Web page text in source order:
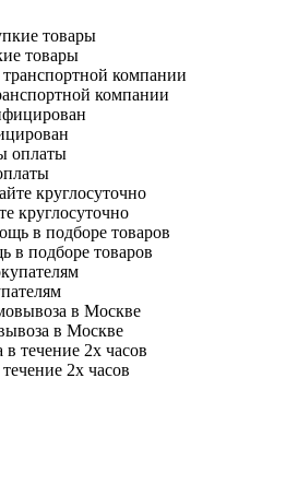
товары
компании
круглосуточно
в подборе товаров
в Москве
2х часов